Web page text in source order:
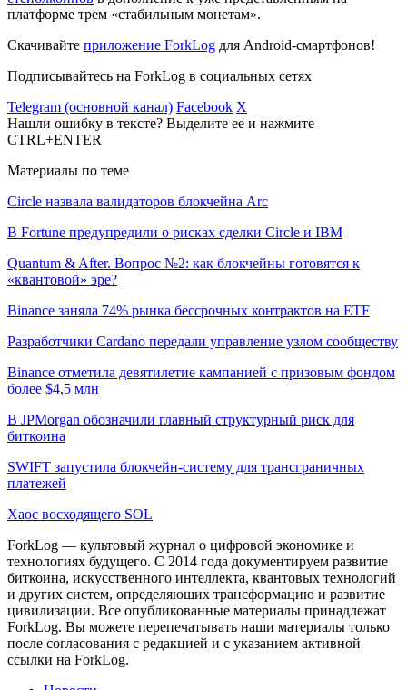
платформе трем «стабильным монетам».
Скачивайте приложение ForkLog для Android-смартфонов!
Подписывайтесь на ForkLog в социальных сетях
Telegram (основной канал) Facebook X
Нашли ошибку в тексте? Выделите ее и нажмите
CTRL+ENTER
Материалы по теме
Circle назвала валидаторов блокчейна Arc
В Fortune предупредили о рисках сделки Circle и IBM
Quantum & After. Вопрос №2: как блокчейны готовятся к
«квантовой» эре?
Binance заняла 74% рынка бессрочных контрактов на ETF
Разработчики Cardano передали управление узлом сообществу
Binance отметила девятилетие кампанией с призовым фондом
более $4,5 млн
В JPMorgan обозначили главный структурный риск для
биткоина
SWIFT запустила блокчейн-систему для трансграничных
платежей
Хаос восходящего SOL
ForkLog — культовый журнал о цифровой экономике и
технологиях будущего. С 2014 года документируем развитие
биткоина, искусственного интеллекта, квантовых технологий
и других систем, определяющих трансформацию и развитие
цивилизации. Все опубликованные материалы принадлежат
ForkLog. Вы можете перепечатывать наши материалы только
после согласования с редакцией и с указанием активной
ссылки на ForkLog.